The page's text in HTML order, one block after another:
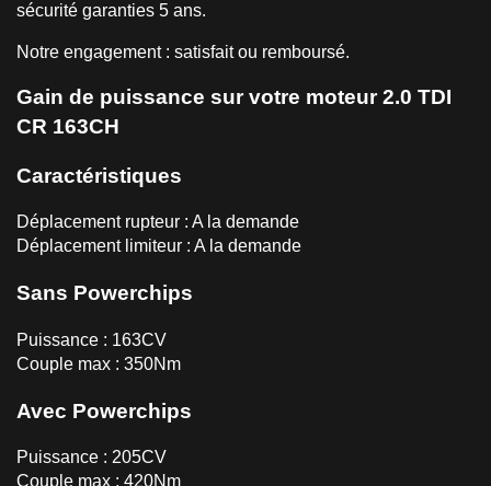
sécurité garanties 5 ans.
Notre engagement : satisfait ou remboursé.
Gain de puissance sur votre moteur 2.0 TDI
CR 163CH
Caractéristiques
Déplacement rupteur : A la demande
Déplacement limiteur : A la demande
Sans Powerchips
Puissance : 163CV
Couple max : 350Nm
Avec Powerchips
Puissance : 205CV
Couple max : 420Nm